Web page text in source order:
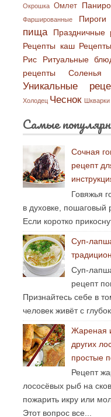
Окрошка Омлет
Фаршированные
Пироги
пища
Праздничные
Рецепты каш
Рис Ритуальные
рецепты
Соленья
Уникальные
Холодец Чеснок Шкварки
Самые
Сочная
рецепт
Говяжья
в духовке, пошаговый
Если коротко
Суп-
Суп-
рецепт
Признайтесь себе в
человек живёт с
Жареная
других
простые
Рецепт
лососёвых рыб на
пожарить икру или
Этот вопрос все...